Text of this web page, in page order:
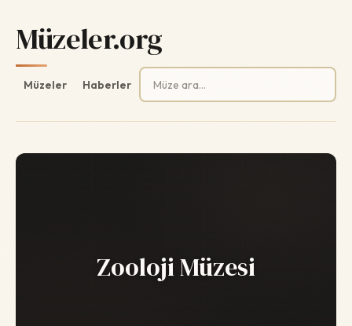
Müzeler.org
Müzeler Haberler
Arama:
Zooloji Müzesi